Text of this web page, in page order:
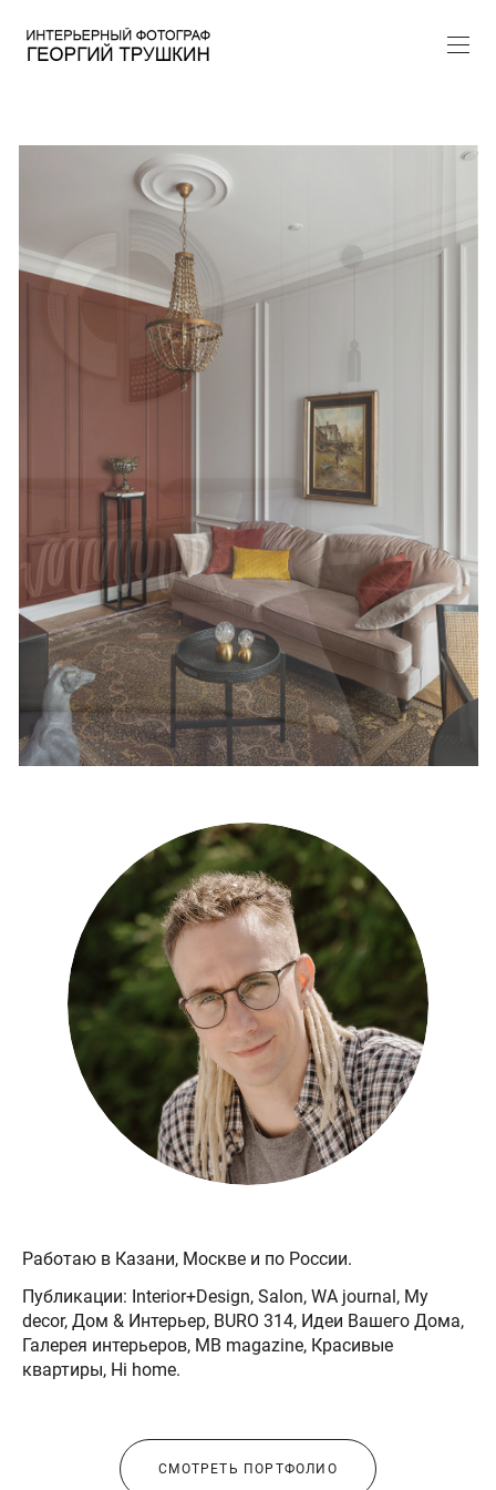
Работаю в Казани, Москве и по России.
Публикации: Interior+Design, Salon, WA journal, My
decor, Дом & Интерьер, BURO 314, Идеи Вашего Дома,
Галерея интерьеров, MB magazinе, Красивые
квартиры, Hi home.
СМОТРЕТЬ ПОРТФОЛИО